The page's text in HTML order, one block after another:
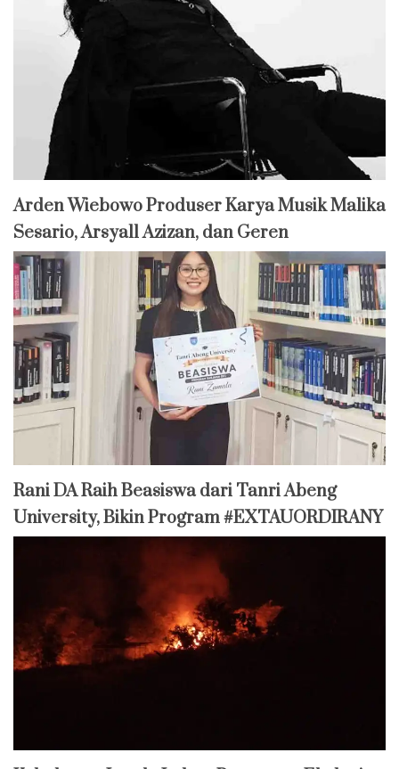
Arden Wiebowo Produser Karya Musik Malika
Sesario, Arsyall Azizan, dan Geren
Rani DA Raih Beasiswa dari Tanri Abeng
University, Bikin Program #EXTAUORDIRANY